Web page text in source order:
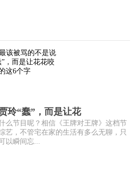
玲“蠢”，而是让花
么节目呢？相信《王牌对王牌》这档节
艺，不管宅在家的生活有多么无聊，只
以瞬间忘...